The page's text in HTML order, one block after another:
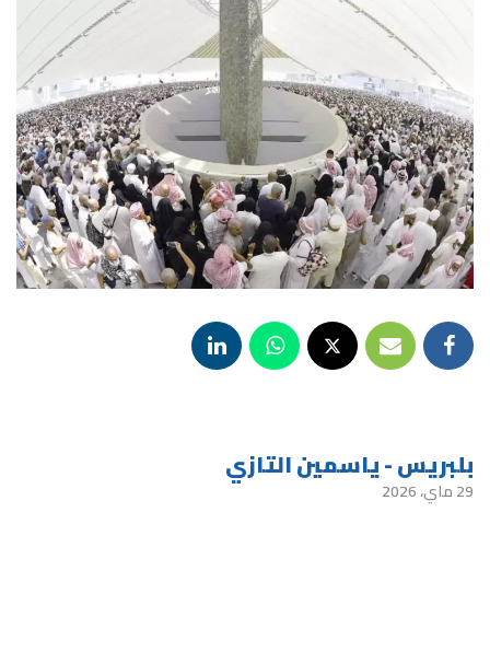
بلبريس - ياسمين التازي
29 ماي، 2026